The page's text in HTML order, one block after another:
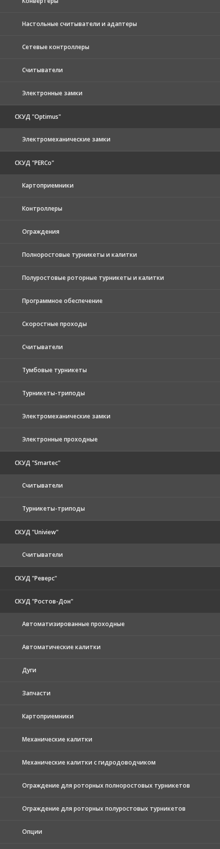
Настольные считыватели и адаптеры
Сетевые контроллеры
Считыватели
Электронные замки
СКУД "Optimus"
Электромеханические замки
СКУД "PERCo"
Картоприемники
Контроллеры
Ограждения
Полноростовые турникеты и калитки
Полуростовые роторные турникеты и калитки
Программное обеспечение
Скоростные проходы
Считыватели
Тумбовые турникеты
Турникеты-триподы
Электромеханические замки
Электронные проходные
СКУД "Smartec"
Считыватели
Турникеты-триподы
СКУД "Uniview"
Считыватели
СКУД "Реверс"
СКУД "Ростов-Дон"
Автоматизированные проходные
Автоматические калитки
Дуги
Запчасти
Картоприемники
Механические калитки
Механические калитки с гидродоводчиком
Ограждение для роторных полноростовых турникетов
Ограждение для роторных полуростовых турникетов
Опции